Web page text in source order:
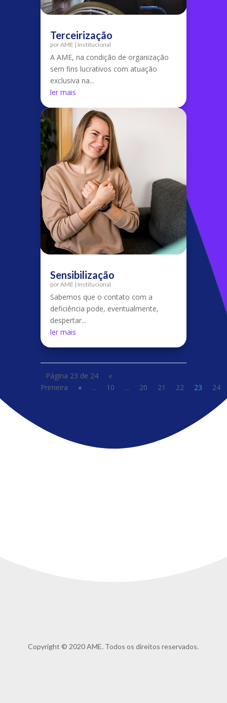
Terceirização
porAME | Institucional
A AME, na condição de organização
sem fins lucrativos com atuação
exclusiva na...
ler mais
Sensibilização
porAME | Institucional
Sabemos que o contato com a
deficiência pode, eventualmente,
despertar...
ler mais
Página 23 de 24
«
Primeira
« ... 10 ... 20 21 22 23 24
Copyright © 2020 AME. Todos os direitos reservados.